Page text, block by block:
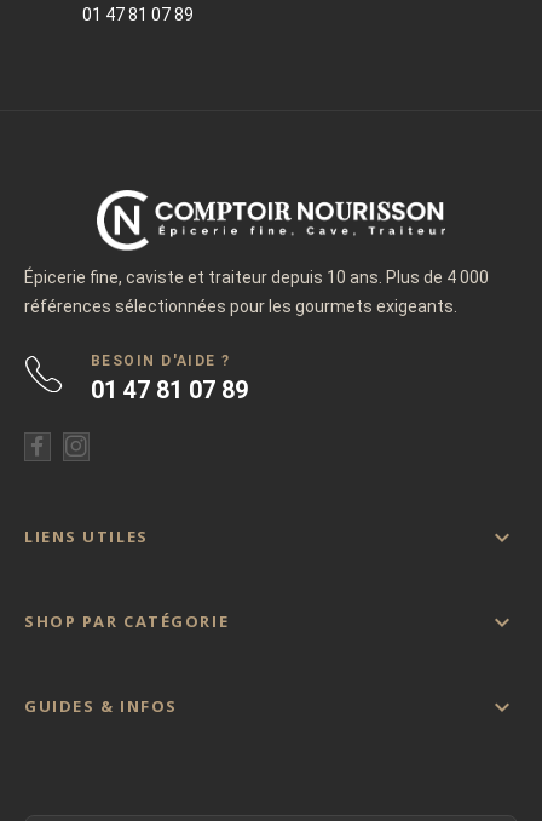
01 47 81 07 89
Épicerie fine, caviste et traiteur depuis 10 ans. Plus de 4 000
références sélectionnées pour les gourmets exigeants.
BESOIN D'AIDE ?
01 47 81 07 89
LIENS UTILES 
SHOP PAR CATÉGORIE 
GUIDES & INFOS 